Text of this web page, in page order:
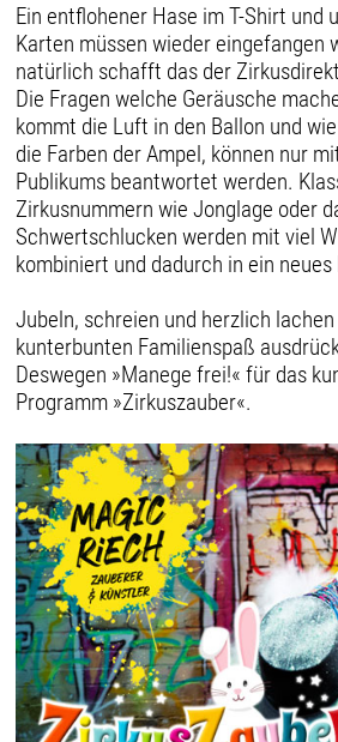
Ein entflohener Hase im T-Shirt und
Karten müssen wieder eingefangen
natürlich schafft das der
Die Fragen welche Geräusche
kommt die Luft in den Ballon und
die Farben der Ampel, können nur
Publikums beantwortet werden.
Zirkusnummern wie Jonglage oder
Schwertschlucken werden mit viel
kombiniert und dadurch in ein
Jubeln, schreien und herzlich
kunterbunten Familienspaß
Deswegen »Manege frei!« für das
Programm »Zirkuszauber«.